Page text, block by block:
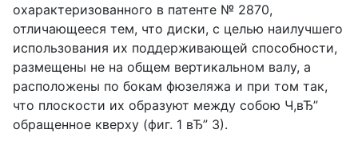
охарактеризованного в патенте № 2870,
отличающееся тем, что диски, с целью наилучшего
использования их поддерживающей способности,
размещены не на общем вертикальном валу, а
расположены по бокам фюзеляжа и при том так,
что плоскости их образуют между собою Ч,вЂ”
обращенное кверху (фиг. 1 вЂ” 3).